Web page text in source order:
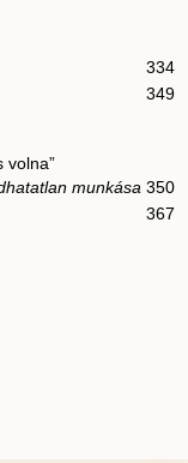
334
349
volna”
munkása 350
367